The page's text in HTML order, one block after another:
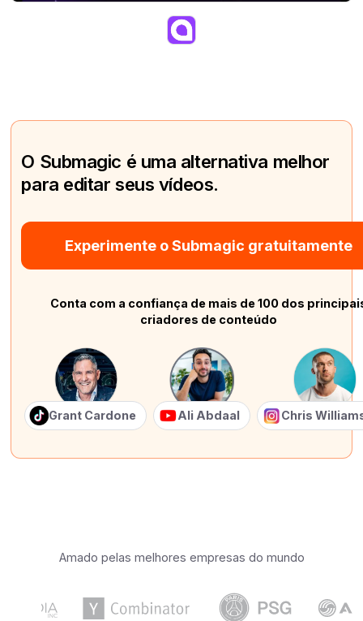
O Submagic é uma alternativa melhor
para editar seus vídeos.
Experimente o Submagic gratuitamente
Conta com a confiança de mais de 100 dos
criadores de conteúdo
Grant Cardone Ali Abdaal Chris
Amado pelas melhores empresas do mundo